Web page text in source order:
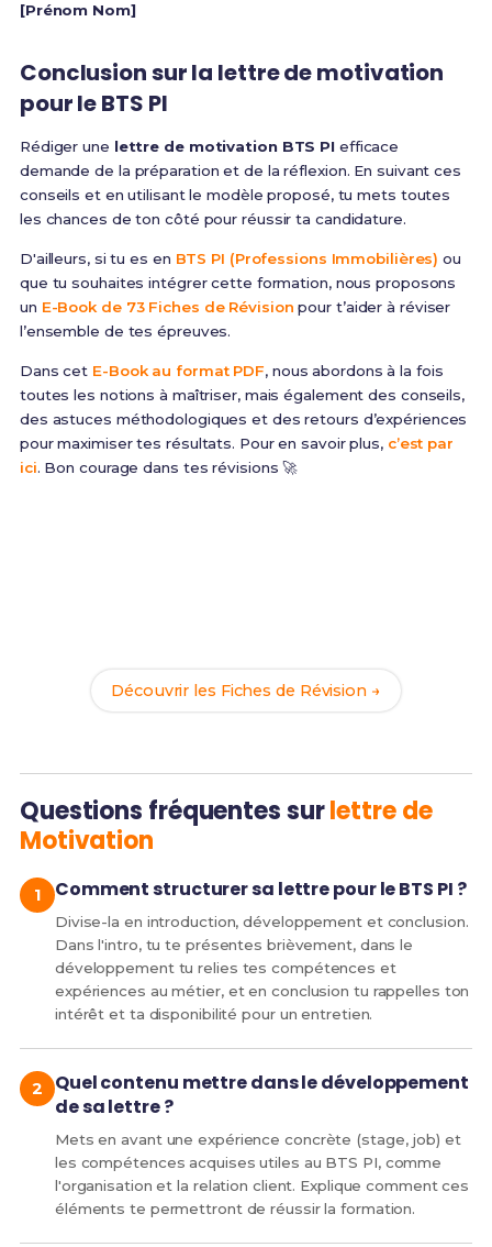
[Prénom Nom]
Conclusion sur la lettre de motivation
pour le BTS PI
Rédiger une lettre de motivation BTS PI efficace
demande de la préparation et de la réflexion. En suivant ces
conseils et en utilisant le modèle proposé, tu mets toutes
les chances de ton côté pour réussir ta candidature.
D'ailleurs, si tu es en BTS PI (Professions Immobilières) ou
que tu souhaites intégrer cette formation, nous proposons
un E-Book de 73 Fiches de Révision pour t’aider à réviser
l’ensemble de tes épreuves.
Dans cet E-Book au format PDF, nous abordons à la fois
toutes les notions à maîtriser, mais également des conseils,
des astuces méthodologiques et des retours d’expériences
pour maximiser tes résultats. Pour en savoir plus, c’est par
ici. Bon courage dans tes révisions 🚀
Découvrir les Fiches de Révision →
Questions fréquentes surlettre de
Motivation
Comment structurer sa lettre pour le BTS PI ?
Divise-la en introduction, développement et conclusion.
Dans l'intro, tu te présentes brièvement, dans le
développement tu relies tes compétences et
expériences au métier, et en conclusion tu rappelles ton
intérêt et ta disponibilité pour un entretien.
Quel contenu mettre dans le développement
de sa lettre ?
Mets en avant une expérience concrète (stage, job) et
les compétences acquises utiles au BTS PI, comme
l'organisation et la relation client. Explique comment ces
éléments te permettront de réussir la formation.